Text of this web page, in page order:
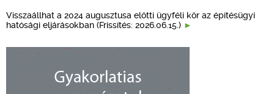
Visszaállhat a 2024 augusztusa előtti ügyféli kör az építésügyi
hatósági eljárásokban (Frissítés: 2026.06.15.)